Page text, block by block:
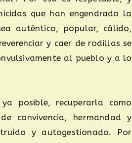
que han engendrado la
auténtico, popular, cálido,
y caer de rodillas se
al pueblo y a lo
posible, recuperarla como
convivencia, hermandad y
y autogestionado. Por